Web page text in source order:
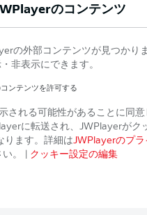
のコンテンツ
の外部コンテンツが見つかりま
非表示にできます。
ンテンツを許可する
される可能性があることに同意
に転送され、 JWPlayerがク
ります。詳細はJWPlayerのプラ
。 クッキー設定の編集